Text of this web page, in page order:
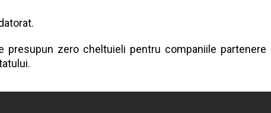
zero cheltuieli pentru companiile partenere